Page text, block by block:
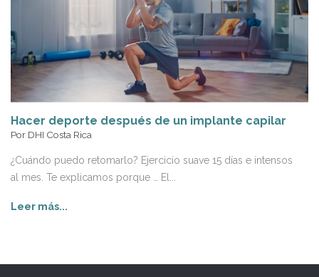
Hacer deporte después de un implante capilar
Por DHI Costa Rica
¿Cuándo puedo retomarlo? Ejercicio suave 15 días e intensos
al mes. Te explicamos porque … El...
Leer más...